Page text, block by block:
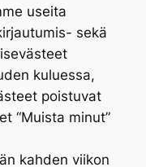
useita
sekä
kuluessa,
poistuvat
“Muista minut”
kahden viikon